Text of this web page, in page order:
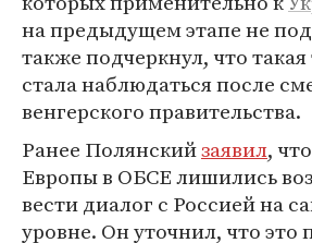
на предыдущем этапе не
также подчеркнул, что
стала наблюдаться после
венгерского правительства.
Ранее Полянскийзаявил,
Европы в ОБСЕ лишились
вести диалог с Россией на
уровне. Он уточнил, что это